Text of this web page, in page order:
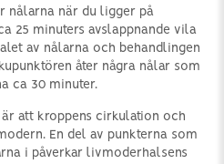
nålarna när du ligger på
25 minuters avslappnande vila
av nålarna och behandlingen
åter några nålar som
ca 30 minuter.
att kroppens cirkulation och
En del av punkterna som
i påverkar livmoderhalsens